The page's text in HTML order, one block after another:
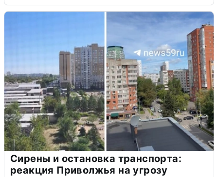
Сирены и остановка транспорта:
реакция Приволжья на угрозу